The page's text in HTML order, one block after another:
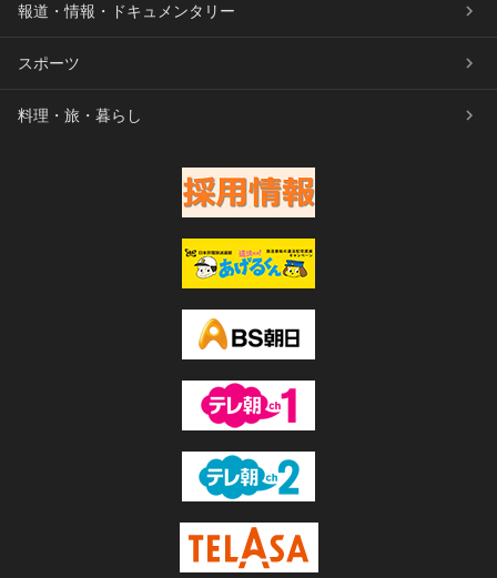
報道・情報・ドキュメンタリー
スポーツ
料理・旅・暮らし